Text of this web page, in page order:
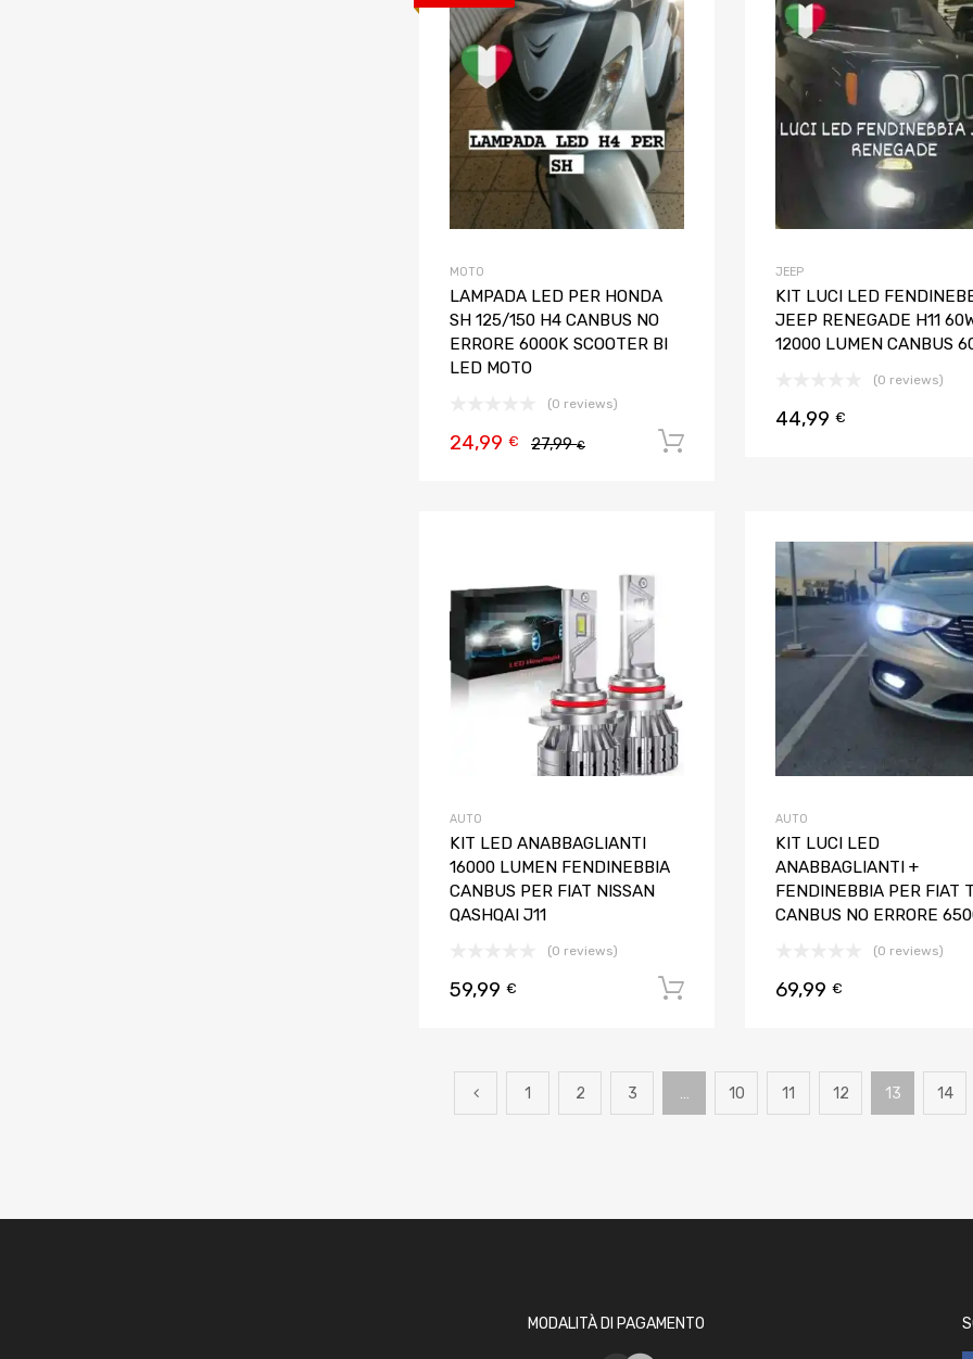
Aggiungi ai preferiti
Aggiungi al confronto
MOTO
LAMPADA LED PER HONDA
SH 125/150 H4 CANBUS NO
ERRORE 6000K SCOOTER BI
LED MOTO
(0 reviews)
27,99€
24,99 €
JEEP
KIT LUCI LED
JEEP RENEGADE H11
12000 LUMEN CANBUS
(0 reviews)
44,99 €
Aggiungi ai preferiti
Aggiungi al confronto
AUTO
KIT LED ANABBAGLIANTI
16000 LUMEN FENDINEBBIA
CANBUS PER FIAT NISSAN
QASHQAI J11
(0 reviews)
59,99 € Aggiungi al carrello
AUTO
KIT LUCI LED
ANABBAGLIANTI +
FENDINEBBIA PER FIAT
CANBUS NO ERRORE
(0 reviews)
69,99 €
1 2 3 … 10 11 12 13 14
MODALITÀ DI PAGAMENTO